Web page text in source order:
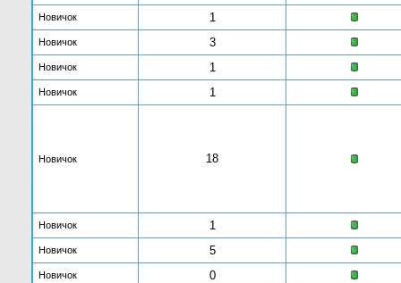
Новичок 1
Новичок 3
Новичок 1
Новичок 1
Новичок 18
Новичок 1
Новичок 5
Новичок 0